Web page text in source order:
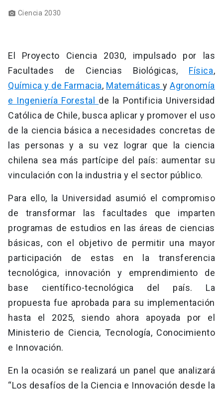
photo_camera Ciencia 2030
El Proyecto Ciencia 2030, impulsado por las
Facultades de Ciencias Biológicas, Física,
Química y de Farmacia, MatemáticasyAgronomía
e Ingeniería Forestal de la Pontificia Universidad
Católica de Chile, busca aplicar y promover el uso
de la ciencia básica a necesidades concretas de
las personas y a su vez lograr que la ciencia
chilena sea más partícipe del país: aumentar su
vinculación con la industria y el sector público.
Para ello, la Universidad asumió el compromiso
de transformar las facultades que imparten
programas de estudios en las áreas de ciencias
básicas, con el objetivo de permitir una mayor
participación de estas en la transferencia
tecnológica, innovación y emprendimiento de
base científico-tecnológica del país. La
propuesta fue aprobada para su implementación
hasta el 2025, siendo ahora apoyada por el
Ministerio de Ciencia, Tecnología, Conocimiento
e Innovación.
En la ocasión se realizará un panel que analizará
“Los desafíos de la Ciencia e Innovación desde la